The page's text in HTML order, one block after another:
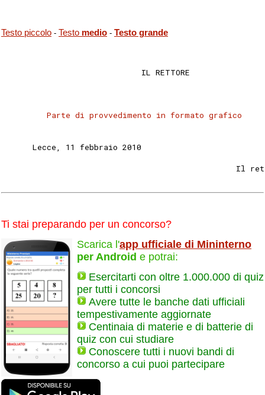
Testo piccolo - Testo medio - Testo grande
                             IL RETTORE
Parte di provvedimento in formato grafico
      Lecce, 11 febbraio 2010
Il
Ti stai preparando per un concorso?
Scarica l'app ufficiale di Mininterno
per Android e potrai:
Esercitarti con oltre 1.000.000 di quiz
per tutti i concorsi
Avere tutte le banche dati ufficiali
tempestivamente aggiornate
Centinaia di materie e di batterie di
quiz con cui studiare
Conoscere tutti i nuovi bandi di
concorso a cui puoi partecipare